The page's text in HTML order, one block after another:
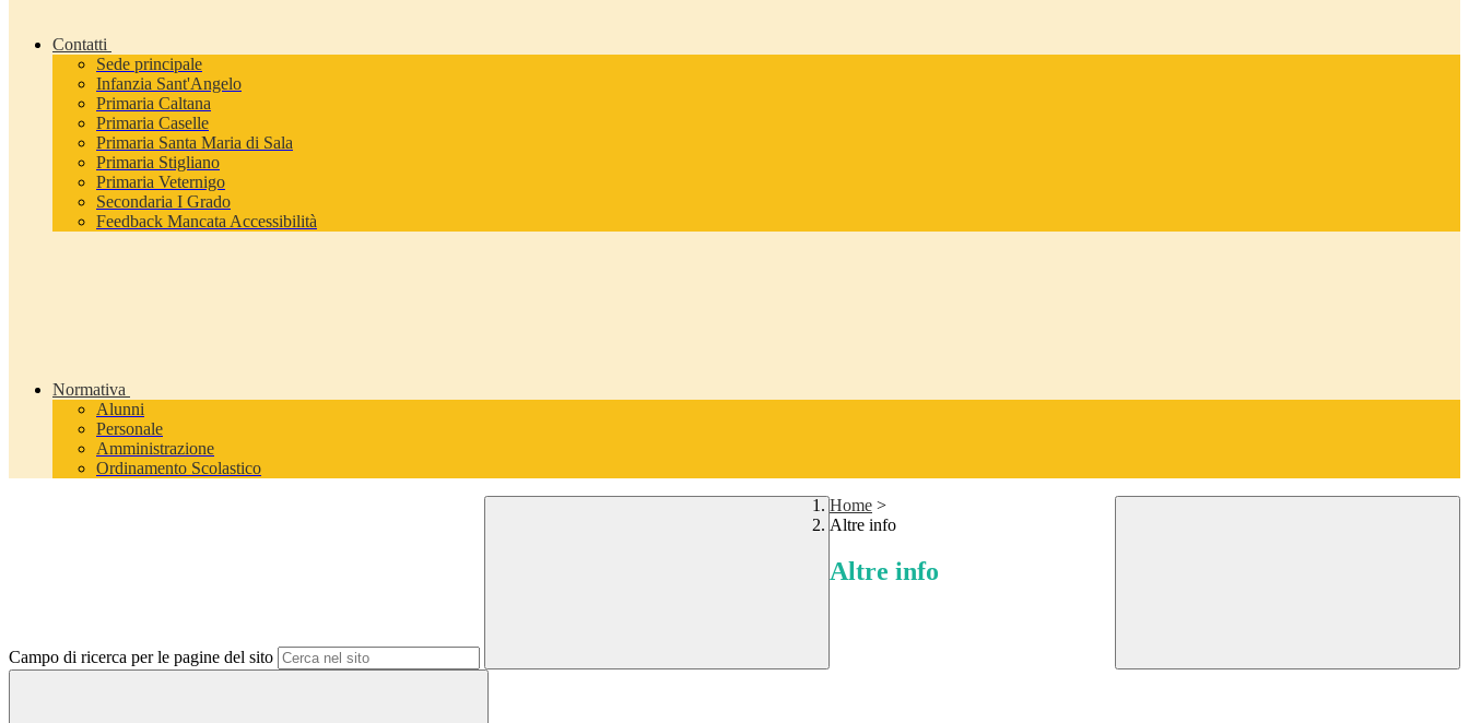
Contatti
Sede principale
Infanzia Sant'Angelo
Primaria Caltana
Primaria Caselle
Primaria Santa Maria di Sala
Primaria Stigliano
Primaria Veternigo
Secondaria I Grado
Feedback Mancata Accessibilità
Normativa
Alunni
Personale
Amministrazione
Ordinamento Scolastico
Campo di ricerca per le pagine del sito
Home >
Altre info
Altre info